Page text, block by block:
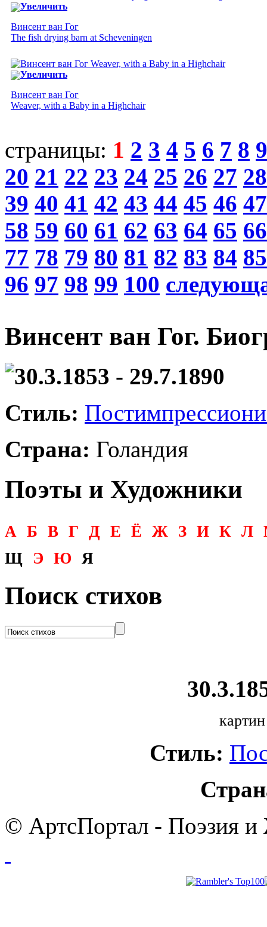
Увеличить
Винсент ван Гог
The fish drying barn at Scheveningen
Увеличить
Винсент ван Гог
Weaver, with a Baby in a Highchair
страницы: 1 2 3 4 5 6 7 8 9
20 21 22 23 24 25 26 27 28
39 40 41 42 43 44 45 46 47
58 59 60 61 62 63 64 65 66
77 78 79 80 81 82 83 84 85
96 97 98 99 100
Винсент ван Гог.
30.3.1853 - 29.7.1890
Стиль:
Страна: Голандия
Поэты и Художники
А Б В Г Д Е Ё Ж З И К Л
Щ Э Ю Я
Поиск стихов
Стиль:
© АртсПортал - Поэзия